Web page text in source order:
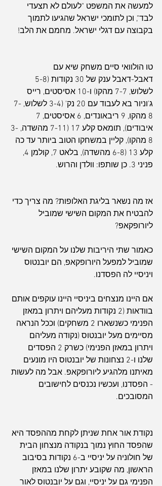
למעשה את המשפט "לעולם לא תצעדי
לבד", וכן לתומכי ישראל שהגיעו לתמוך
בקבוצה עם דגלי ישראל. מחמם את הלב!
טו הולוואי סיים משחק שיא עם
לשלוש, 7-7 מהקו) ו-10 אסיסטים, רייס
ג'וניור בא לעבוד עם 20 נק' (3-4 לשלוש, 7-
איבודים), תומאס קלע 17 (7-11 מהשדה, 3-
8 מהקו), קליין במשחקו הטוב ביותר עד כה
קלע 13 (6-8 מהשדה), בלאט 7, קולמן 4,
פניני 3. כן שותפו: וולדן והרוש.
אז מה נשאר בליגת האלופות? מה צריך כדי
להבטיח את המקום השישי שמוביל
ליורופקאפ?
כאמור שתי היריבות שלנו על המקום השישי
שמוביל למפעל היורופקאפ, הם יובנטוס
ויניסיי לה הפסדנו.
אם היינו מנצחים ביניסיי היינו עוקפים אותם
בוודאות (2 נקודות מעליהם ויתרון במאזן
הפנימי כשנשארו 2 משחקים) וככל הנראה
מסיימים מעל יובנטוס (נקודה מעליהם
ויתרון במאזן הפנימי) כשרק 2 הפסדים
שלנו ו-2 נצחונות של יובנטוס היו מונעים
מאיתנו מלהגיע ליורופקאפ. אבל מה לעשות
- הפסדנו, ועכשיו נכנסים לחישובים
המסובכים.
נקודת אור אחת שניתן לקחת מההפסד היא
שהפסד החוץ נמוך בנקודה מנצחון הבית
של חולוניה על יניסיי ב-6 נקודות בסיבוב
הראשון, מה שקובע יתרון שלנו במאזן
הפנימי גם על יניסיי, וגם על יובנטוס לאור